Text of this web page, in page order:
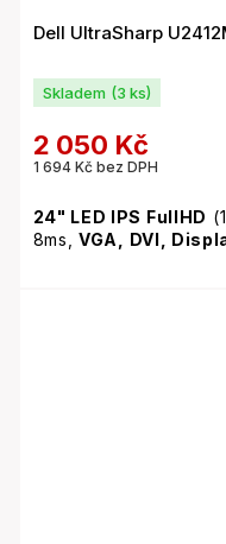
Dell UltraSharp
Skladem (3 ks)
1 694 Kč bez DPH
2 050 Kč
24" LED IPS FullHD
8ms, VGA, DVI,